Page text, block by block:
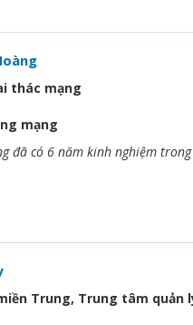
thác mạng
mạng
đã có 6 năm kinh nghiệm
Trung, Trung tâm quản